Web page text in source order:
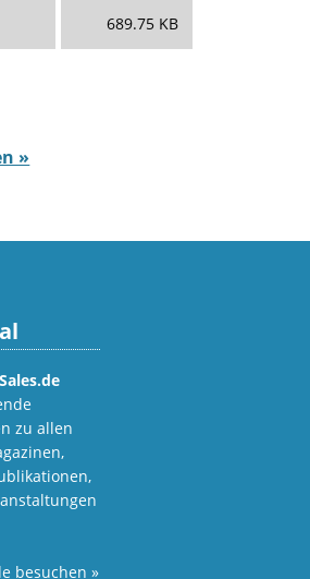
689.75 KB
zu allen
besuchen»
»